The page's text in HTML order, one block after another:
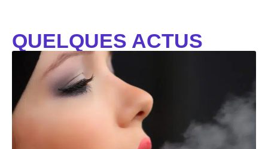
QUELQUES ACTUS